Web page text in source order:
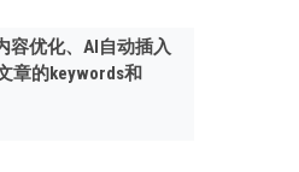
容优化、AI自动插入
章的keywords和